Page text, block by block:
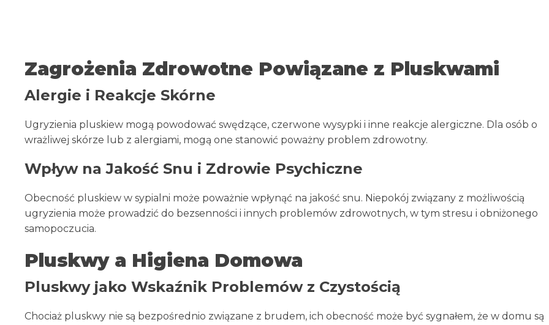
Zagrożenia Zdrowotne Powiązane z Pluskwami
Alergie i Reakcje Skórne
Ugryzienia pluskiew mogą powodować swędzące, czerwone wysypki i inne reakcje alergiczne. Dla osób o
wrażliwej skórze lub z alergiami, mogą one stanowić poważny problem zdrowotny.
Wpływ na Jakość Snu i Zdrowie Psychiczne
Obecność pluskiew w sypialni może poważnie wpłynąć na jakość snu. Niepokój związany z możliwością
ugryzienia może prowadzić do bezsenności i innych problemów zdrowotnych, w tym stresu i obniżonego
samopoczucia.
Pluskwy a Higiena Domowa
Pluskwy jako Wskaźnik Problemów z Czystością
Chociaż pluskwy nie są bezpośrednio związane z brudem, ich obecność może być sygnałem, że w domu są